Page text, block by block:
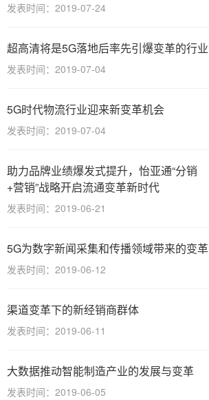
发表时间：2019-07-24
超高清将是5G落地后率先引爆变革的行业
发表时间：2019-07-04
5G时代物流行业迎来新变革机会
发表时间：2019-07-04
助力品牌业绩爆发式提升，怡亚通“分销
+营销”战略开启流通变革新时代
发表时间：2019-06-21
5G为数字新闻采集和传播领域带来的变革
发表时间：2019-06-12
渠道变革下的新经销商群体
发表时间：2019-06-11
大数据推动智能制造产业的发展与变革
发表时间：2019-06-05